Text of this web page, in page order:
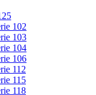
102
103
104
106
112
115
118